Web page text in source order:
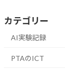
カテゴリー
AI実験記録
PTAのICT